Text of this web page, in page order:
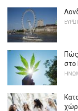
Πώς
στο